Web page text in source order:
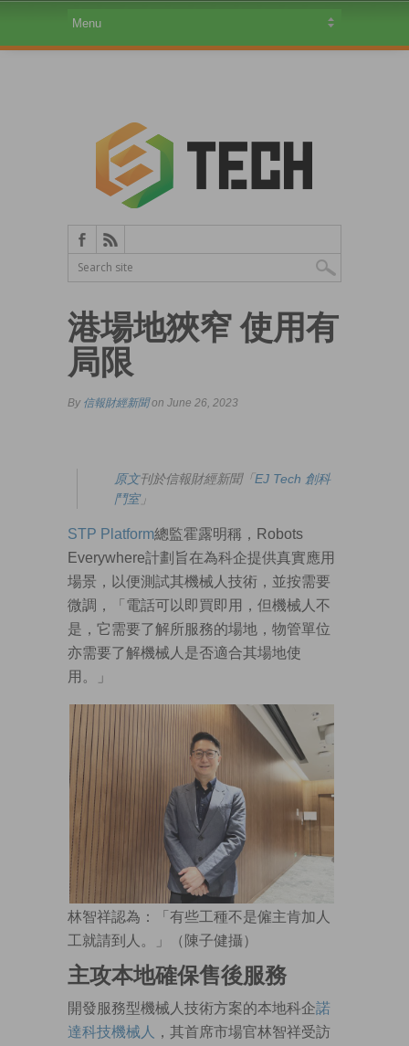
港場地狹窄 使用有
局限
By 信報財經新聞on June 26, 2023
原文刊於信報財經新聞「EJ Tech 創科
鬥室」
STP Platform總監霍露明稱，Robots
Everywhere計劃旨在為科企提供真實應用
場景，以便測試其機械人技術，並按需要
微調，「電話可以即買即用，但機械人不
是，它需要了解所服務的場地，物管單位
亦需要了解機械人是否適合其場地使
用。」
林智祥認為：「有些工種不是僱主肯加人
工就請到人。」（陳子健攝）
主攻本地確保售後服務
開發服務型機械人技術方案的本地科企諾
達科技機械人
，其首席市場官林智祥受訪